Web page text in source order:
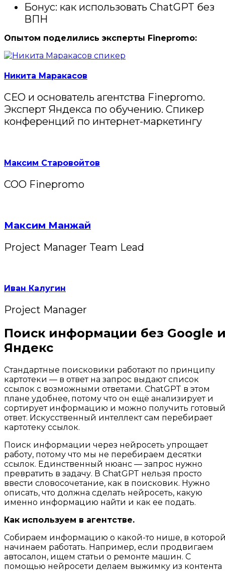
Бонус: как использовать ChatGPT без
ВПН
Опытом поделились эксперты Finepromo:
Никита Маракасов
СЕО и основатель агентства Finepromo.
Эксперт Яндекса по обучению. Спикер
конференций по интернет-маркетингу
Максим Старовойтов
COO Finepromo
Максим Манжай
Project Manager Team Lead
Иван Калугин
Project Manager
Поиск информации без Google
Яндекс
Стандартные поисковики работают по принципу
картотеки — в ответ на запрос выдают список
ссылок с возможными ответами. ChatGPT в этом
плане удобнее, потому что он ещё анализирует и
сортирует информацию и можно получить готовый
ответ. Искусственный интеллект сам перебирает
картотеку ссылок.
Поиск информации через нейросеть упрощает
работу, потому что мы не перебираем десятки
ссылок. Единственный нюанс — запрос нужно
превратить в задачу. В ChatGPT нельзя просто
ввести словосочетание, как в поисковик. Нужно
описать, что должна сделать нейросеть, какую
именно информацию найти и как ее подать.
Как используем в агентстве.
Собираем информацию о какой-то нише, в
начинаем работать. Например, если продвигаем
автосалон, ищем статьи о ремонте машин. С
помощью нейросети делаем выжимку из контента